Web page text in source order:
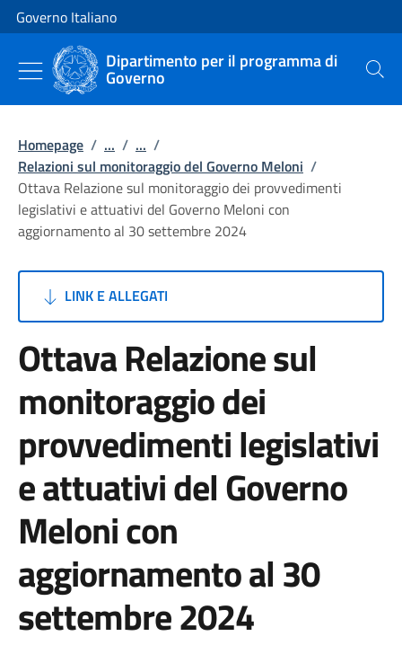
Vai al contenuto
Vai alla navigazione del sito
Governo Italiano
Dipartimento per il programma di
Governo Cerca
Homepage / ... / ... /
Relazioni sul monitoraggio del Governo Meloni /
Ottava Relazione sul monitoraggio dei provvedimenti
legislativi e attuativi del Governo Meloni con
aggiornamento al 30 settembre 2024
LINK E ALLEGATI
Ottava Relazione sul
monitoraggio dei
provvedimenti legislativi
e attuativi del Governo
Meloni con
aggiornamento al 30
settembre 2024